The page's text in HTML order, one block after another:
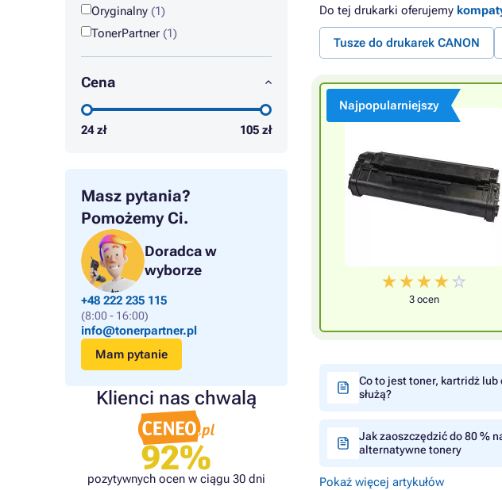
Oryginalny (1)
TonerPartner (1)
Cena
24zł 105 zł
Masz pytania?
Pomożemy Ci.
Doradca w
wyborze
+48 222 235 115
(8:00 - 16:00)
info@tonerpartner.pl
Mam pytanie
Klienci nas chwalą
92%
pozytywnych ocen w ciągu 30 dni
Do tej drukarki oferujemy
Tusze do drukarek CANON
Najpopularniejszy
3 ocen
Co to jest toner, kartridż
służą?
Jak zaoszczędzić do 80 %
alternatywne tonery
Pokaż więcej artykułów